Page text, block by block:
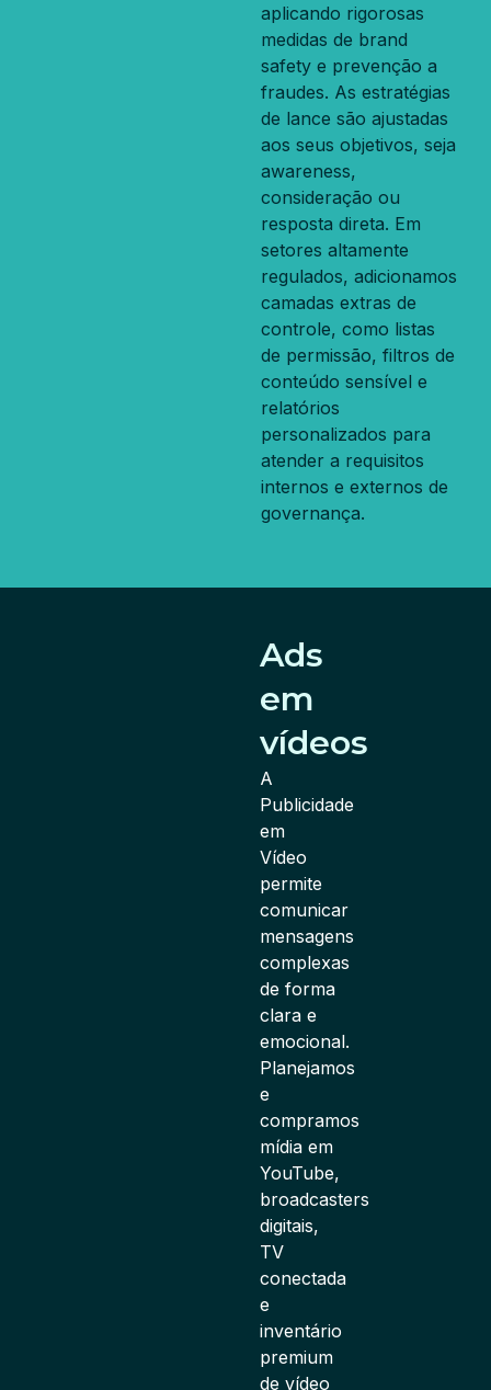
aplicando rigorosas
medidas de brand
safety e prevenção a
fraudes. As estratégias
de lance são ajustadas
aos seus objetivos, seja
awareness,
consideração ou
resposta direta. Em
setores altamente
regulados, adicionamos
camadas extras de
controle, como listas
de permissão, filtros de
conteúdo sensível e
relatórios
personalizados para
atender a requisitos
internos e externos de
governança.
Ads
em
vídeos
A
Publicidade
em
Vídeo
permite
comunicar
mensagens
complexas
de forma
clara e
emocional.
Planejamos
e
compramos
mídia em
YouTube,
broadcasters
digitais,
TV
conectada
e
inventário
premium
de vídeo